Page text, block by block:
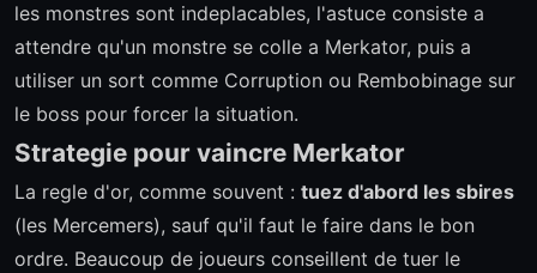
les monstres sont indeplacables, l'astuce consiste a
attendre qu'un monstre se colle a Merkator, puis a
utiliser un sort comme Corruption ou Rembobinage sur
le boss pour forcer la situation.
Strategie pour vaincre Merkator
La regle d'or, comme souvent : tuez d'abord les sbires
(les Mercemers), sauf qu'il faut le faire dans le bon
ordre. Beaucoup de joueurs conseillent de tuer le